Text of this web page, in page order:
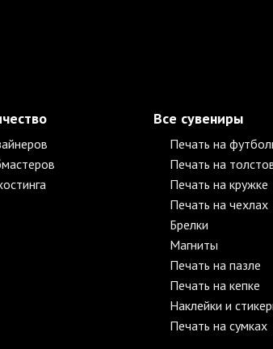
Все сувениры
Печать на
Печать на
Печать на кружке
Печать на чехлах
Брелки
Магниты
Печать на пазле
Печать на кепке
Наклейки и
Печать на сумках